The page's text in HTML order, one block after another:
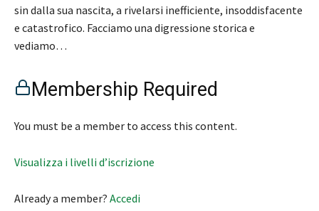
sin dalla sua nascita, a rivelarsi inefficiente, insoddisfacente
e catastrofico. Facciamo una digressione storica e
vediamo…
Membership Required
You must be a member to access this content.
Visualizza i livelli d’iscrizione
Already a member? Accedi